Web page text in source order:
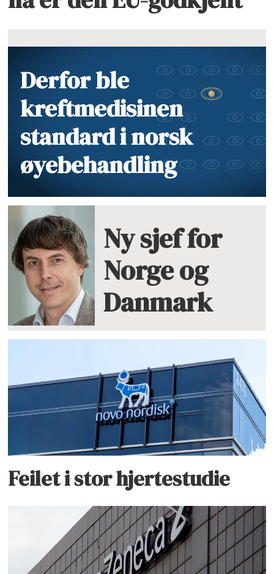
Derfor ble
kreftmedisinen
standard i norsk
øyebehandling
Ny sjef for
Norge og
Danmark
Feilet i stor hjertestudie